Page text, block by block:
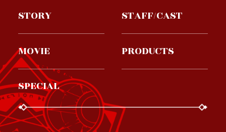
STORY STAFF/CAST
MOVIE PRODUCTS
SPECIAL